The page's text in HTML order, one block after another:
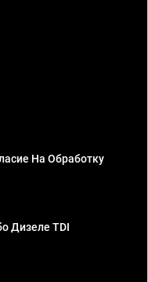
На Обработку
Дизеле TDI